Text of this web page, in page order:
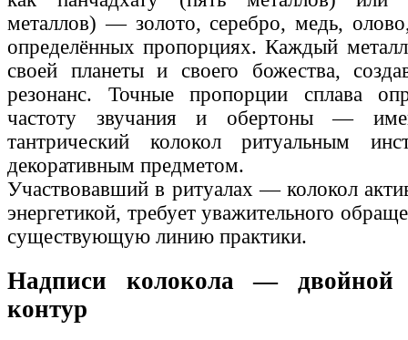
металлов) — золото, серебро, медь,
определённых пропорциях. Каждый
своей планеты и своего божества,
резонанс. Точные пропорции сплава
частоту звучания и обертоны —
тантрический колокол ритуальным
декоративным предметом.
Участвовавший в ритуалах — колокол
энергетикой, требует уважительного
существующую линию практики.
Надписи колокола — двойной
контур